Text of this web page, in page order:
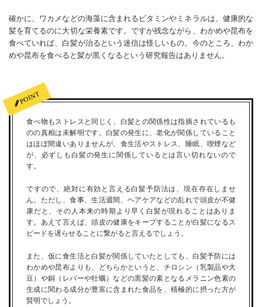
確かに、ワカメなどの海藻に含まれるビタミンやミネラルは、健康的な
髪を育てるのに大切な栄養素です。ですが残念ながら、わかめや昆布を
食べていれば、白髪が治るという迷信は怪しいもの。今のところ、わか
めや昆布を食べると髪が黒くなるという研究報告はありません。
食べ物もストレスと同じく、白髪との関係性は指摘されているも
のの真相は未解明です。白髪の発生に、老化が関係していること
はほぼ間違いありませんが、食生活やストレス、睡眠、喫煙など
が、必ずしも白髪の発生に関係しているとは言い切れないので
す。
ですので、絶対に有効と言える白髪予防法は、現在存在しませ
ん。ただし、食事、生活週間、ヘアケアなどの乱れで頭皮が不健
康だと、その人本来の時期より早く白髪が現れることはありま
す。あえて言えば、頭皮の健康をキープすることが白髪になるス
ピードを遅らせることに繋がると言えるでしょう。
また、仮に食生活と白髪が関係していたとしても、白髪予防には
わかめや昆布よりも、どちらかというと、チロシン（乳製品や大
豆）や銅（レバーや牡蠣）などの黒髪の素となるメラニン色素の
生成に関わる成分が豊富に含まれた食品を、積極的に摂った方が
賢明でしょう。